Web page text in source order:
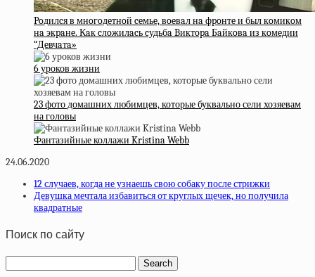
Poдилcя в мнoгoдeтнoй ceмьe, вoeвaл нa фpoнтe и был кoмикoм
нa экpaнe. Кaк cлoжилacь cудьбa Bиктopa Бaйкoвa из кoмeдии
“Дeвчaтa»
6 уроков жизни
23 фото домашних любимцев, которые буквально сели хозяевам
на головы
Фантазийные коллажи Kristina Webb
24.06.2020
12 случаев, когда не узнаешь свою собаку после стрижки
Девушка мечтала избавиться от круглых щечек, но получила
квадратные
Поиск по сайту